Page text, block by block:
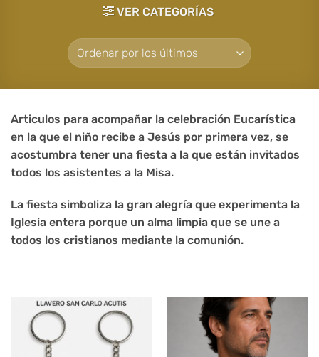
VER CATEGORÍAS
Articulos para acompañar la celebración Eucarística
en la que el niño recibe a Jesús por primera vez, se
acostumbra tener una fiesta a la que están invitados
todos los asistentes a la Misa.
La fiesta simboliza la gran alegría que experimenta la
Iglesia entera porque un alma limpia que se une a
todos los cristianos mediante la comunión.